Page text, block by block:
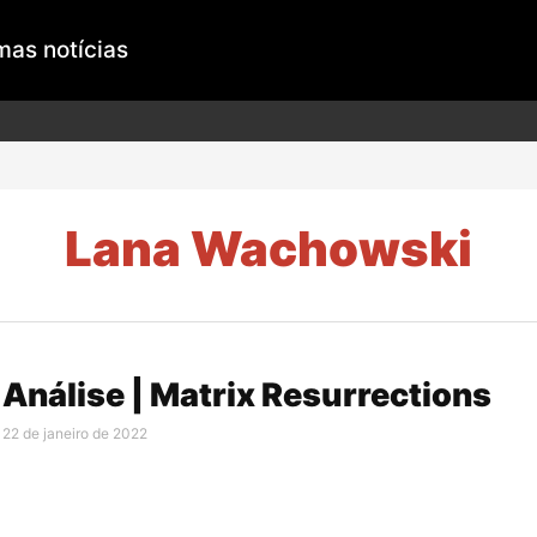
notícias
Lana Wachowski
Análise | Matrix Resurrections
22 de janeiro de 2022